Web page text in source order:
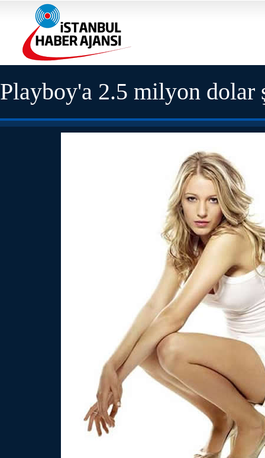
Playboy'a 2.5 milyon dolar